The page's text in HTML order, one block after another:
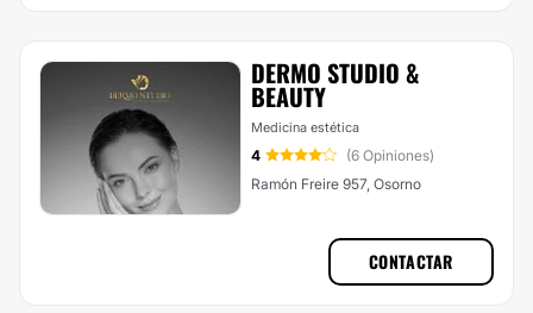
DERMO STUDIO &
BEAUTY
Medicina estética
4
(6 Opiniones)
Ramón Freire 957, Osorno
CONTACTAR